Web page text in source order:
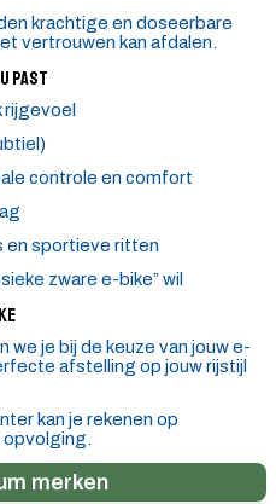
krachtige en doseerbare
vertrouwen kan afdalen.
past
controle en comfort
en sportieve ritten
zware e-bike” wil
je bij de keuze van jouw e-
afstelling op jouw rijstijl
kan je rekenen op
opvolging.
België vanaf €100
merken